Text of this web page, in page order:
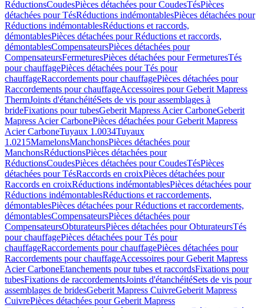
RéductionsCoudesPièces détachées pour CoudesTésPièces
détachées pour TésRéductions indémontablesPièces détachées pour
Réductions indémontablesRéductions et raccords,
démontablesPièces détachées pour Réductions et raccords,
démontablesCompensateursPièces détachées pour
CompensateursFermeturesPièces détachées pour FermeturesTés
pour chauffagePièces détachées pour Tés pour
chauffageRaccordements pour chauffagePièces détachées pour
Raccordements pour chauffageAccessoires pour Geberit Mapress
ThermJoints d'étanchéitéSets de vis pour assemblages à
brideFixations pour tubesGeberit Mapress Acier CarboneGeberit
Mapress Acier CarbonePièces détachées pour Geberit Mapress
Acier CarboneTuyaux 1.0034Tuyaux
1.0215MamelonsManchonsPièces détachées pour
ManchonsRéductionsPièces détachées pour
RéductionsCoudesPièces détachées pour CoudesTésPièces
détachées pour TésRaccords en croixPièces détachées pour
Raccords en croixRéductions indémontablesPièces détachées pour
Réductions indémontablesRéductions et raccordements,
démontablesPièces détachées pour Réductions et raccordements,
démontablesCompensateursPièces détachées pour
CompensateursObturateursPièces détachées pour ObturateursTés
pour chauffagePièces détachées pour Tés pour
chauffageRaccordements pour chauffagePièces détachées pour
Raccordements pour chauffageAccessoires pour Geberit Mapress
Acier CarboneEtanchements pour tubes et raccordsFixations pour
tubesFixations de raccordementsJoints d'étanchéitéSets de vis pour
assemblages de bridesGeberit Mapress CuivreGeberit Mapress
CuivrePièces détachées pour Geberit Mapress